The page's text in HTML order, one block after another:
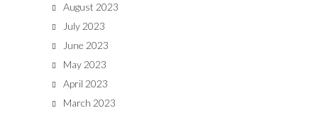
August 2023
July 2023
June 2023
May 2023
April 2023
March 2023